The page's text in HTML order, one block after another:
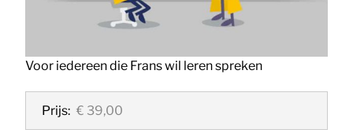
Voor iedereen die Frans wil leren spreken
Prijs: € 39,00